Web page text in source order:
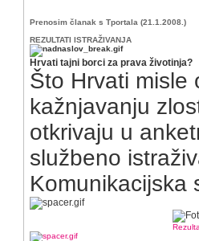
Prenosim članak s Tportala (21.1.2008.)
REZULTATI ISTRAŽIVANJA
Hrvati tajni borci za prava životinja?
Što Hrvati misle
kažnjavanju
otkrivaju u
službeno
Komunikacijska